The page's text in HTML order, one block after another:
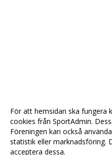
För att hemsidan ska fungera
cookies från SportAdmin.
Föreningen kan också
statistik eller marknadsföring.
acceptera dessa.